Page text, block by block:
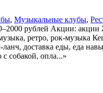
, Музыкальные клубы,
рублей Акции:
ретро, рок-музыка
доставка еды, еда
собакой, опла...»